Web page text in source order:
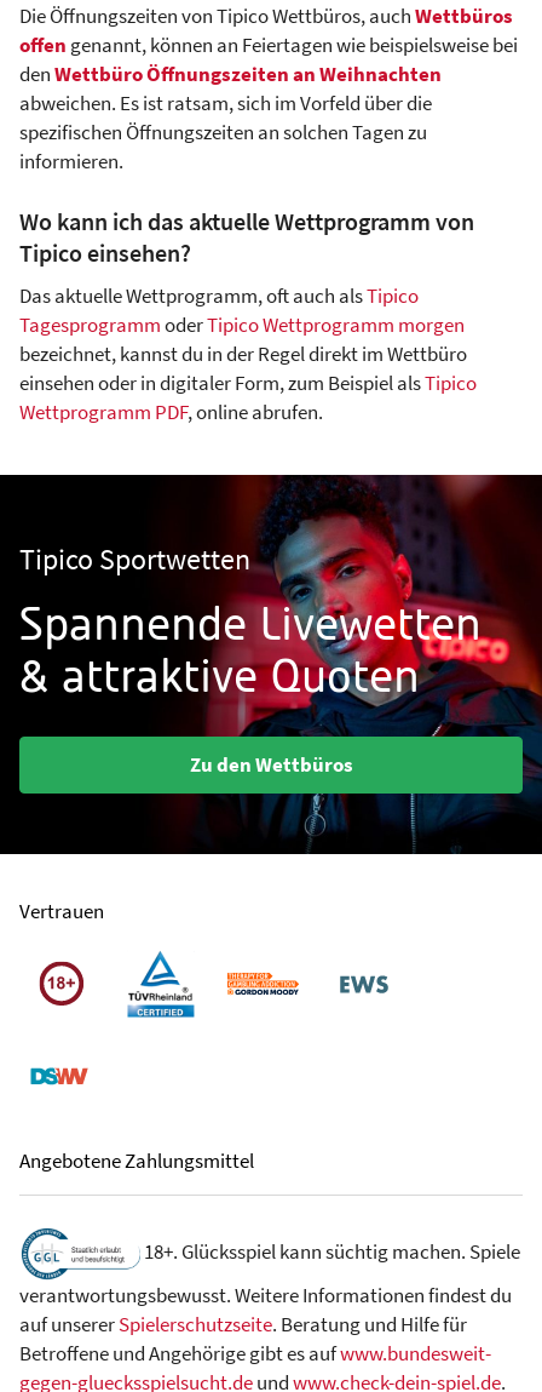
Die Öffnungszeiten von Tipico Wettbüros, auchWettbüros
offen genannt, können an Feiertagen wie beispielsweise bei
denWettbüro Öffnungszeiten an Weihnachten
abweichen. Es ist ratsam, sich im Vorfeld über die
spezifischen Öffnungszeiten an solchen Tagen zu
informieren.
Wo kann ich das aktuelle Wettprogramm von
Tipico einsehen?
Das aktuelle Wettprogramm, oft auch alsTipico
TagesprogrammoderTipico Wettprogramm morgen
bezeichnet, kannst du in der Regel direkt im Wettbüro
einsehen oder in digitaler Form, zum Beispiel alsTipico
Wettprogramm PDF, online abrufen.
Tipico Sportwetten
Spannende Livewetten
& attraktive Quoten
Zu den Wettbüros
Vertrauen
Angebotene Zahlungsmittel
18+. Glücksspiel kann süchtig machen. Spiele
verantwortungsbewusst. Weitere Informationen findest du
auf unsererSpielerschutzseite. Beratung und Hilfe für
Betroffene und Angehörige gibt es aufwww.bundesweit-
gegen-gluecksspielsucht.deundwww.check-dein-spiel.de.